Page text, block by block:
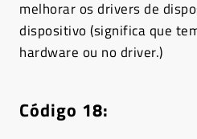
melhorar os drivers de
dispositivo (significa que
hardware ou no driver.)
Código 18: